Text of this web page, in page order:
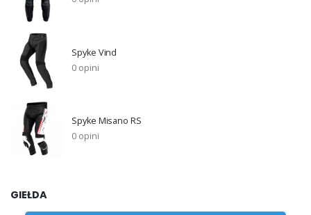
Spyke Vind
0 opini
Spyke Misano RS
0 opini
GIEŁDA